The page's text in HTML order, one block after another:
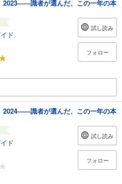
2023――識者が選んだ、この一年の本
ド
試し読み
フォロー
2024――識者が選んだ、この一年の本
ド
試し読み
フォロー